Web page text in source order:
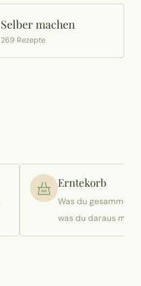
Selber machen
269 Rezepte
Erntekorb
Was du gesammelt
was du daraus